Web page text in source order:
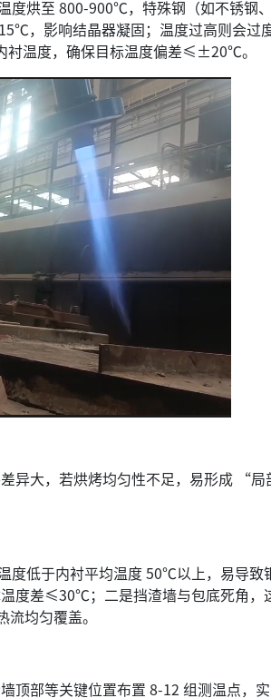
烘至 800-900℃，特殊钢（如不锈钢
，影响结晶器凝固；温度过高则会过
衬温度，确保目标温度偏差≤±20℃。
异大，若烘烤均匀性不足，易形成 “
低于内衬平均温度 50℃以上，易导致
度差≤30℃；二是挡渣墙与包底死角，
流均匀覆盖。
部等关键位置布置 8-12 组测温点，实